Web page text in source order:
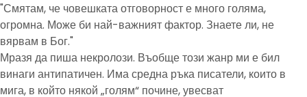
"Смятам, че човешката отговорност е много голяма,
огромна. Може би най-важният фактор. Знаете ли, не
вярвам в Бог."
Мразя да пиша некролози. Въобще този жанр ми е бил
винаги антипатичен. Има средна ръка писатели, които в
мига, в който някой „голям“ почине, увесват